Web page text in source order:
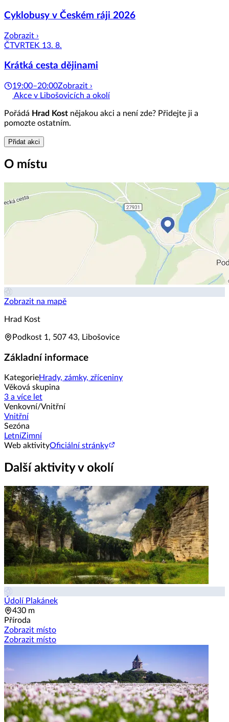
Cyklobusy v Českém ráji 2026
Zobrazit ›
ČTVRTEK 13. 8.
Krátká cesta dějinami
19:00–20:00Zobrazit ›
Akce v Libošovicích a okolí
Pořádá Hrad Kost nějakou akci a není zde? Přidejte ji a
pomozte ostatním.
Přidat akci
O místu
Zobrazit na mapě
Hrad Kost
Podkost 1, 507 43, Libošovice
Základní informace
KategorieHrady, zámky, zříceniny
Věková skupina
3 a více let
Venkovní/Vnitřní
Vnitřní
Sezóna
LetníZimní
Web aktivityOficiální stránky
Další aktivity v okolí
Údolí Plakánek
430 m
Příroda
Zobrazit místo
Zobrazit místo